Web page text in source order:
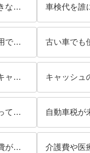
支払いができないとどうなる？
地方でも利用できる？
クルマネーキャッシュとは？
ローンが残っている車でも利用できる？残債がある場合の確認事項や手続きを解説
教育費や学費が足りないときに利用できる？車を残して資金を準備する方法を解説